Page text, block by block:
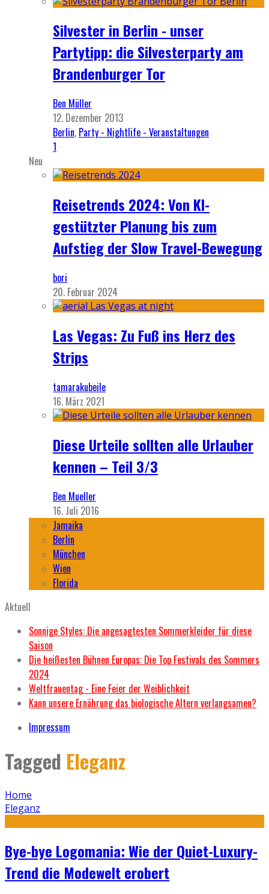
Silvester in Berlin - unser
Partytipp: die Silvesterparty am
Brandenburger Tor
Ben Müller
12. Dezember 2013
Berlin, Party - Nightlife - Veranstaltungen
1
Neu
Reisetrends 2024: Von KI-
gestützter Planung bis zum
Aufstieg der Slow Travel-Bewegung
bori
20. Februar 2024
Las Vegas: Zu Fuß ins Herz des
Strips
tamarakubeile
16. März 2021
Diese Urteile sollten alle Urlauber
kennen – Teil 3/3
Ben Mueller
16. Juli 2016
Jamaika
Berlin
München
Wien
Florida
Aktuell
Sonnige Styles: Die angesagtesten Sommerkleider für diese
Saison
Die heißesten Bühnen Europas: Die Top Festivals des Sommers
2024
Weltfrauentag - Eine Feier der Weiblichkeit
Kann unsere Ernährung das biologische Altern verlangsamen?
Impressum
Tagged Eleganz
Home
Eleganz
Bye-bye Logomania: Wie der Quiet-Luxury-
Trend die Modewelt erobert